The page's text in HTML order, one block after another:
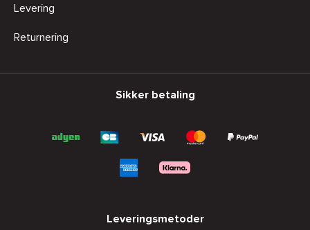
Levering
Returnering
Sikker betaling
Leveringsmetoder